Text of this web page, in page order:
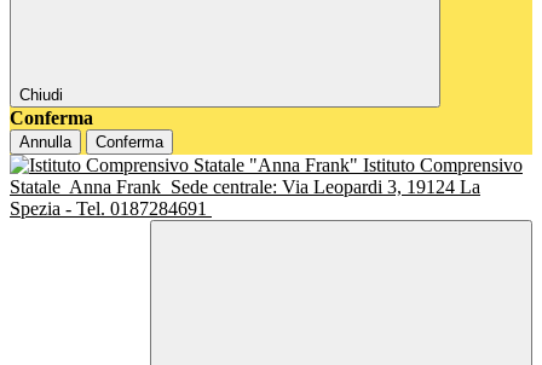
Chiudi
Conferma
Annulla Conferma
Istituto Comprensivo
Statale Anna Frank Sede centrale: Via Leopardi 3, 19124 La
Spezia - Tel. 0187284691